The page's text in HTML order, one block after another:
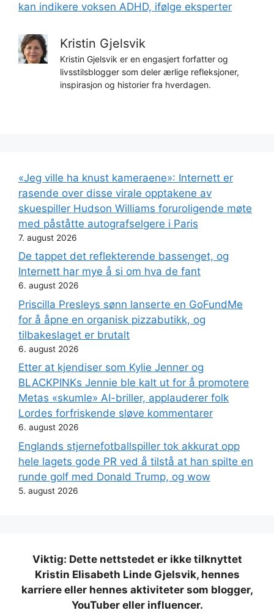
kan indikere voksen ADHD, ifølge eksperter
Kristin Gjelsvik
Kristin Gjelsvik er en engasjert forfatter og
livsstilsblogger som deler ærlige refleksjoner,
inspirasjon og historier fra hverdagen.
«Jeg ville ha knust kameraene»: Internett er
rasende over disse virale opptakene av
skuespiller Hudson Williams foruroligende møte
med påståtte autografselgere i Paris
7. august 2026
De tappet det reflekterende bassenget, og
Internett har mye å si om hva de fant
6. august 2026
Priscilla Presleys sønn lanserte en GoFundMe
for å åpne en organisk pizzabutikk, og
tilbakeslaget er brutalt
6. august 2026
Etter at kjendiser som Kylie Jenner og
BLACKPINKs Jennie ble kalt ut for å promotere
Metas «skumle» AI-briller, applauderer folk
Lordes forfriskende sløve kommentarer
6. august 2026
Englands stjernefotballspiller tok akkurat opp
hele lagets gode PR ved å tilstå at han spilte en
runde golf med Donald Trump, og wow
5. august 2026
Viktig: Dette nettstedet er ikke tilknyttet
Kristin Elisabeth Linde Gjelsvik, hennes
karriere eller hennes aktiviteter som blogger,
YouTuber eller influencer.